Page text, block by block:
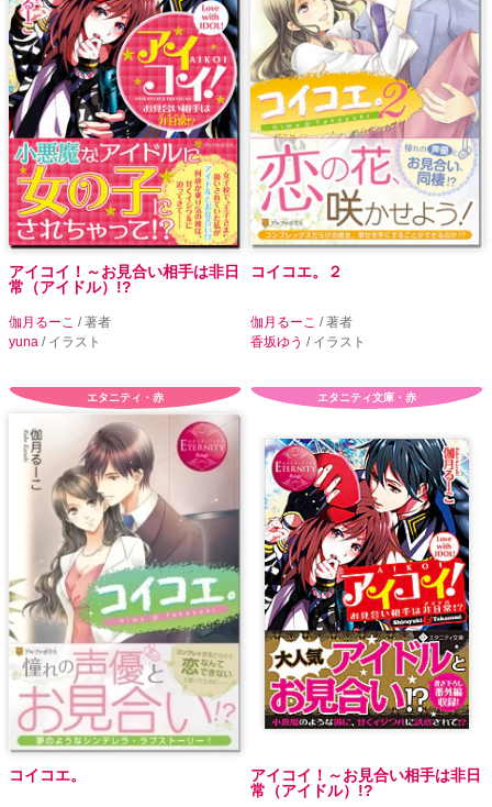
アイコイ！～お見合い相手は非日
常（アイドル）!?
伽月るーこ / 著者
yuna / イラスト
コイコエ。２
伽月るーこ / 著者
香坂ゆう / イラスト
エタニティ・赤
コイコエ。
エタニティ文庫・赤
アイコイ！～お見合い相手は非日
常（アイドル）!?